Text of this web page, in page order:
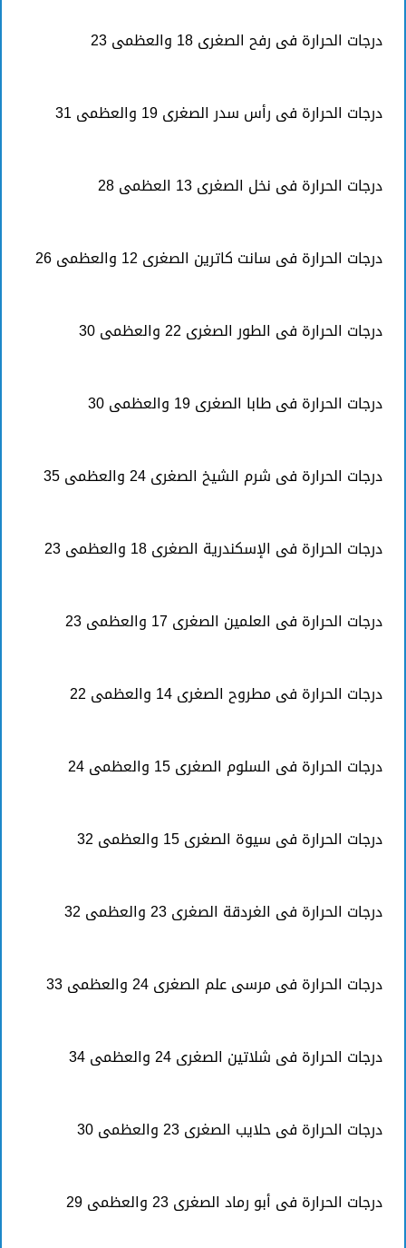
درجات الحرارة فى رفح الصغرى 18 والعظمى 23
درجات الحرارة فى رأس سدر الصغرى 19 والعظمى 31
درجات الحرارة فى نخل الصغرى 13 العظمى 28
درجات الحرارة فى سانت كاترين الصغرى 12 والعظمى 26
درجات الحرارة فى الطور الصغرى 22 والعظمى 30
درجات الحرارة فى طابا الصغرى 19 والعظمى 30
درجات الحرارة فى شرم الشيخ الصغرى 24 والعظمى 35
درجات الحرارة فى الإسكندرية الصغرى 18 والعظمى 23
درجات الحرارة فى العلمين الصغرى 17 والعظمى 23
درجات الحرارة فى مطروح الصغرى 14 والعظمى 22
درجات الحرارة فى السلوم الصغرى 15 والعظمى 24
درجات الحرارة فى سيوة الصغرى 15 والعظمى 32
درجات الحرارة فى الغردقة الصغرى 23 والعظمى 32
درجات الحرارة فى مرسى علم الصغرى 24 والعظمى 33
درجات الحرارة فى شلاتين الصغرى 24 والعظمى 34
درجات الحرارة فى حلايب الصغرى 23 والعظمى 30
درجات الحرارة فى أبو رماد الصغرى 23 والعظمى 29